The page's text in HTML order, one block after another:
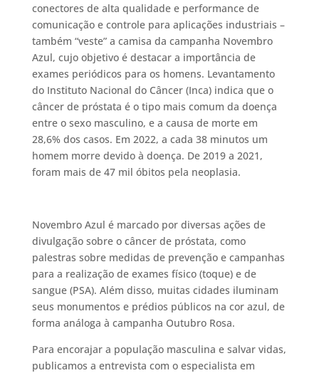
conectores de alta qualidade e performance de
comunicação e controle para aplicações industriais –
também “veste” a camisa da campanha Novembro
Azul, cujo objetivo é destacar a importância de
exames periódicos para os homens. Levantamento
do Instituto Nacional do Câncer (Inca) indica que o
câncer de próstata é o tipo mais comum da doença
entre o sexo masculino, e a causa de morte em
28,6% dos casos. Em 2022, a cada 38 minutos um
homem morre devido à doença. De 2019 a 2021,
foram mais de 47 mil óbitos pela neoplasia.
Novembro Azul é marcado por diversas ações de
divulgação sobre o câncer de próstata, como
palestras sobre medidas de prevenção e campanhas
para a realização de exames físico (toque) e de
sangue (PSA). Além disso, muitas cidades iluminam
seus monumentos e prédios públicos na cor azul, de
forma análoga à campanha Outubro Rosa.
Para encorajar a população masculina e salvar vidas,
publicamos a entrevista com o especialista em